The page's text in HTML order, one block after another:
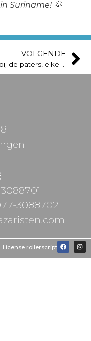
Suriname! 🌞
VOLGENDE
Soep bij de paters, elke donderdag vanaf 10 oktober
3088702
License rollerscript